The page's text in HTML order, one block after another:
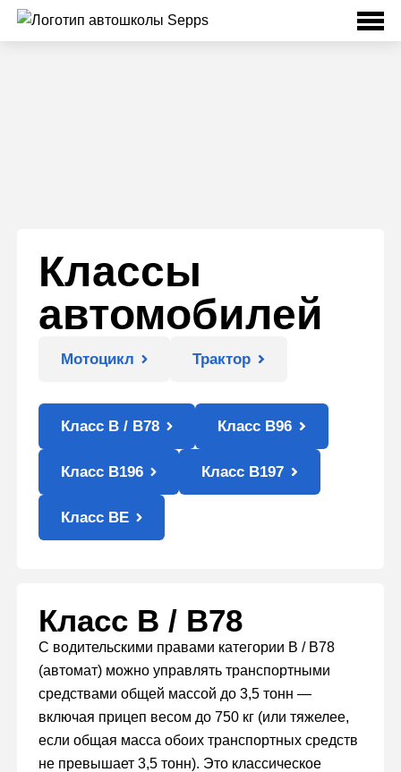
Классы
автомобилей
Мотоцикл Трактор
Класс B / B78 Класс B96
Класс B196 Класс B197
Класс BE
Класс B / B78
С водительскими правами категории B / B78
(автомат) можно управлять транспортными
средствами общей массой до 3,5 тонн —
включая прицеп весом до 750 кг (или тяжелее,
если общая масса обоих транспортных средств
не превышает 3,5 тонн). Это классическое